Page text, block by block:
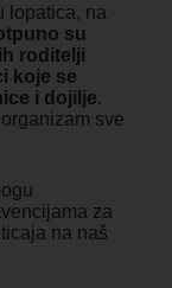
lopatica, na
su
roditelji
koje se
i dojilje.
sve
za
na naš